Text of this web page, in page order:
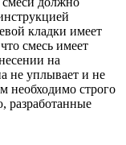
кладки имеет
смесь имеет
на
не уплывает и не
необходимо строго
разработанные